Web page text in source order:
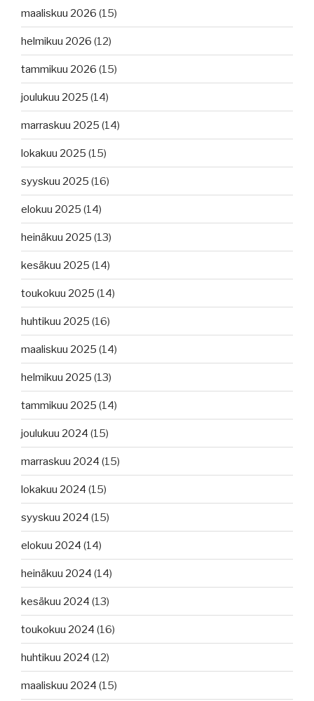
maaliskuu 2026 (15)
helmikuu 2026 (12)
tammikuu 2026 (15)
joulukuu 2025 (14)
marraskuu 2025 (14)
lokakuu 2025 (15)
syyskuu 2025 (16)
elokuu 2025 (14)
heinäkuu 2025 (13)
kesäkuu 2025 (14)
toukokuu 2025 (14)
huhtikuu 2025 (16)
maaliskuu 2025 (14)
helmikuu 2025 (13)
tammikuu 2025 (14)
joulukuu 2024 (15)
marraskuu 2024 (15)
lokakuu 2024 (15)
syyskuu 2024 (15)
elokuu 2024 (14)
heinäkuu 2024 (14)
kesäkuu 2024 (13)
toukokuu 2024 (16)
huhtikuu 2024 (12)
maaliskuu 2024 (15)